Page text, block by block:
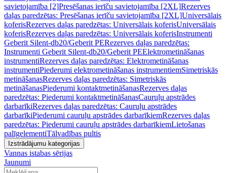
savietojamība [2]Presēšanas ierīču savietojamība [2XL]Rezerves
daļas paredzētas: Presēšanas ierīču savietojamība [2XL]Universālais
koferisRezerves daļas paredzētas: Universālais koferisUniversālais
koferisRezerves daļas paredzētas: Universālais koferisInstrumenti
Geberit Silent-db20/Geberit PERezerves daļas paredzētas:
Instrumenti Geberit Silent-db20/Geberit PEElektrometināšanas
instrumentiRezerves daļas paredzētas: Elektrometināšanas
instrumentiPiederumi elektrometināšanas instrumentiemSimetriskās
metināšanasRezerves daļas paredzētas: Simetriskās
metināšanasPiederumi kontaktmetināšanasRezerves daļas
paredzētas: Piederumi kontaktmetināšanasCauruļu apstrādes
darbarīkiRezerves daļas paredzētas: Cauruļu apstrādes
darbarīkiPiederumi cauruļu apstrādes darbarīkiemRezerves daļas
paredzētas: Piederumi cauruļu apstrādes darbarīkiemLietošanas
palīgelementiTālvadības pultis
Izstrādājumu kategorijas
Vannas istabas sērijas
Jaunumi